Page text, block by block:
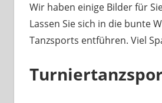
Wir haben einige Bilder für
Lassen Sie sich in die bunte
Tanzsports entführen. Viel